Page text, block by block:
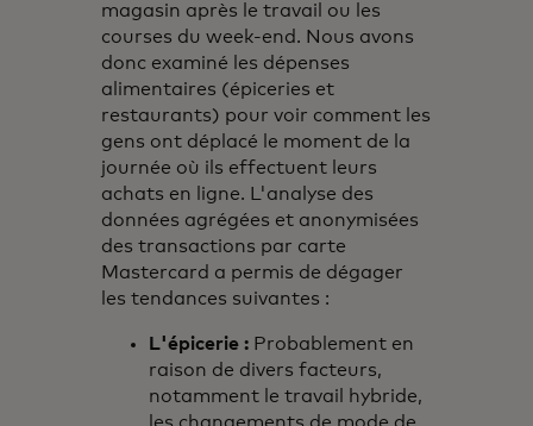
magasin après le travail ou les
courses du week-end. Nous avons
donc examiné les dépenses
alimentaires (épiceries et
restaurants) pour voir comment les
gens ont déplacé le moment de la
journée où ils effectuent leurs
achats en ligne. L'analyse des
données agrégées et anonymisées
des transactions par carte
Mastercard a permis de dégager
les tendances suivantes :
L'épicerie : Probablement en
raison de divers facteurs,
notamment le travail hybride,